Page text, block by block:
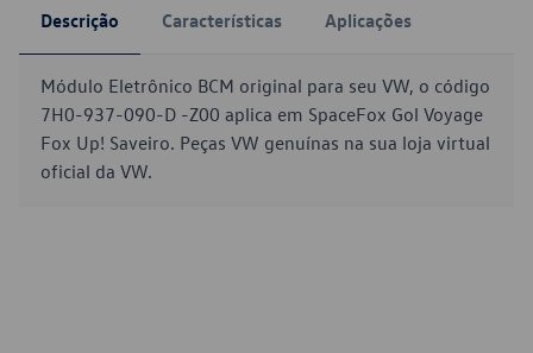
Descrição Características Aplicações
Módulo Eletrônico BCM original para seu VW, o código
7H0-937-090-D -Z00 aplica em SpaceFox Gol Voyage
Fox Up! Saveiro. Peças VW genuínas na sua loja virtual
oficial da VW.